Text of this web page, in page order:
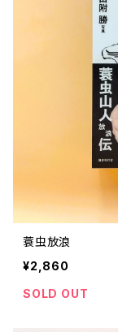
蓑虫放浪
¥2,860
SOLD OUT